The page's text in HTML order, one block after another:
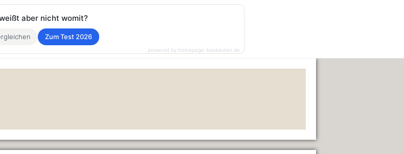
aber nicht womit?
Zum Test 2026
powered by homepage-baukasten.de